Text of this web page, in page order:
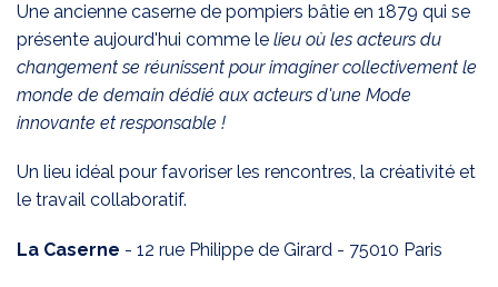
Une ancienne caserne de pompiers bâtie en 1879 qui se
présente aujourd'hui comme le lieu où les acteurs du
changement se réunissent pour imaginer collectivement le
monde de demain dédié aux acteurs d'une Mode
innovante et responsable !
Un lieu idéal pour favoriser les rencontres, la créativité et
le travail collaboratif.
La Caserne - 12 rue Philippe de Girard - 75010 Paris